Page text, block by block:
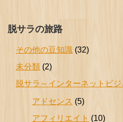
脱サラの旅路
その他の豆知識 (32)
未分類 (2)
脱サラ～インターネットビジ
アドセンス (5)
アフィリエイト (10)